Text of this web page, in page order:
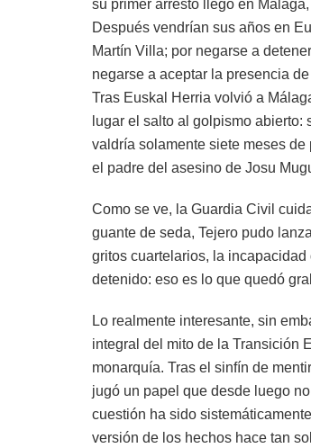
su primer arresto llegó en
Después vendrían sus años en
Martín Villa; por negarse a
negarse a aceptar la presencia
Tras Euskal Herria volvió a
lugar el salto al golpismo
valdría solamente siete meses
el padre del asesino de Josu
Como se ve, la Guardia Civil
guante de seda, Tejero pudo
gritos cuartelarios, la
detenido: eso es lo que quedó
Lo realmente interesante, sin
integral del mito de la Transición
monarquía. Tras el sinfín de
jugó un papel que desde luego
cuestión ha sido
versión de los hechos hace tan